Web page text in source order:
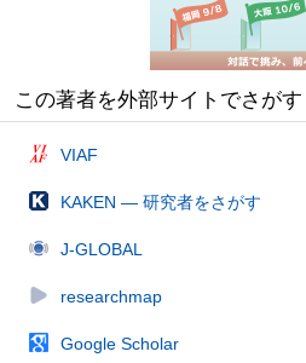
この著者を外部サイトでさがす
VIAF
KAKEN — 研究者をさがす
J-GLOBAL
researchmap
Google Scholar